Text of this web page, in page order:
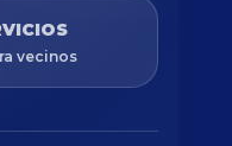
vecinos